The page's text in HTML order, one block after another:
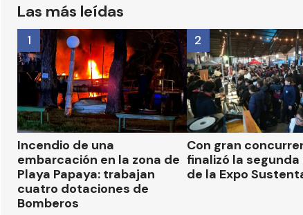
Las más leídas
Incendio de una
embarcación en la zona de
Playa Papaya: trabajan
cuatro dotaciones de
Bomberos
1
Con gran
finalizó la
de la Expo
2